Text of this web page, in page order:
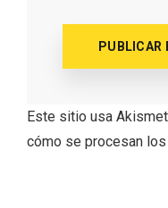
Este sitio usa
cómo se procesan